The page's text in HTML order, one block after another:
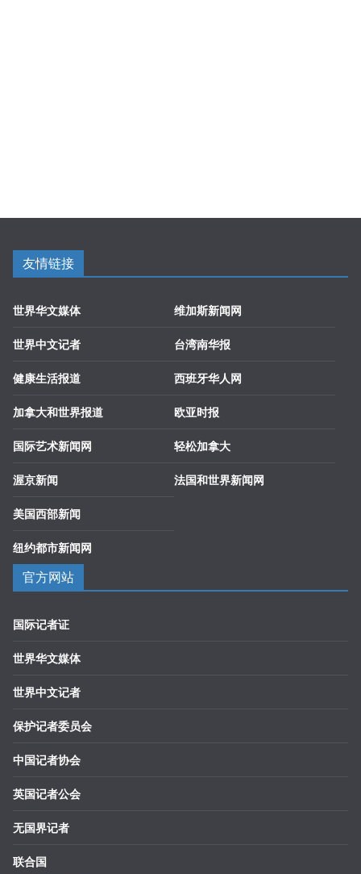
友情链接
世界华文媒体
世界中文记者
健康生活报道
加拿大和世界报道
国际艺术新闻网
渥京新闻
美国西部新闻
纽约都市新闻网
维加斯新闻网
台湾南华报
西班牙华人网
欧亚时报
轻松加拿大
法国和世界新闻网
官方网站
国际记者证
世界华文媒体
世界中文记者
保护记者委员会
中国记者协会
英国记者公会
无国界记者
联合国